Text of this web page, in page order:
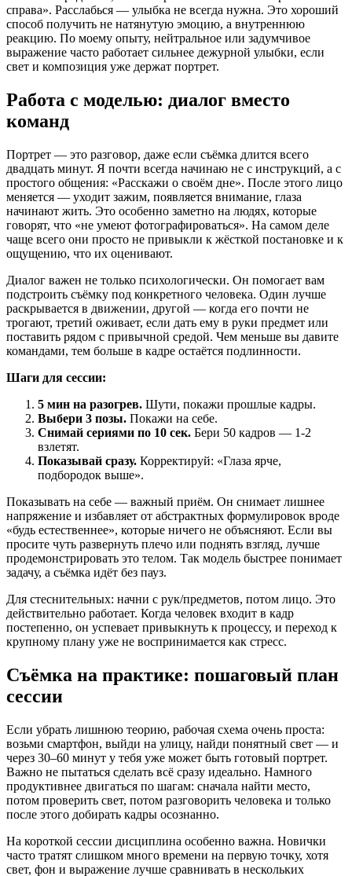
справа». Расслабься — улыбка не всегда нужна. Это хороший
способ получить не натянутую эмоцию, а внутреннюю
реакцию. По моему опыту, нейтральное или задумчивое
выражение часто работает сильнее дежурной улыбки, если
свет и композиция уже держат портрет.
Работа с моделью: диалог вместо
команд
Портрет — это разговор, даже если съёмка длится всего
двадцать минут. Я почти всегда начинаю не с инструкций, а с
простого общения: «Расскажи о своём дне». После этого лицо
меняется — уходит зажим, появляется внимание, глаза
начинают жить. Это особенно заметно на людях, которые
говорят, что «не умеют фотографироваться». На самом деле
чаще всего они просто не привыкли к жёсткой постановке и к
ощущению, что их оценивают.
Диалог важен не только психологически. Он помогает вам
подстроить съёмку под конкретного человека. Один лучше
раскрывается в движении, другой — когда его почти не
трогают, третий оживает, если дать ему в руки предмет или
поставить рядом с привычной средой. Чем меньше вы давите
командами, тем больше в кадре остаётся подлинности.
Шаги для сессии:
5 мин на разогрев. Шути, покажи прошлые кадры.
Выбери 3 позы. Покажи на себе.
Снимай сериями по 10 сек. Бери 50 кадров — 1-2
взлетят.
Показывай сразу. Корректируй: «Глаза ярче,
подбородок выше».
Показывать на себе — важный приём. Он снимает лишнее
напряжение и избавляет от абстрактных формулировок вроде
«будь естественнее», которые ничего не объясняют. Если вы
просите чуть развернуть плечо или поднять взгляд, лучше
продемонстрировать это телом. Так модель быстрее понимает
задачу, а съёмка идёт без пауз.
Для стеснительных: начни с рук/предметов, потом лицо. Это
действительно работает. Когда человек входит в кадр
постепенно, он успевает привыкнуть к процессу, и переход к
крупному плану уже не воспринимается как стресс.
Съёмка на практике: пошаговый план
сессии
Если убрать лишнюю теорию, рабочая схема очень проста:
возьми смартфон, выйди на улицу, найди понятный свет — и
через 30–60 минут у тебя уже может быть готовый портрет.
Важно не пытаться сделать всё сразу идеально. Намного
продуктивнее двигаться по шагам: сначала найти место,
потом проверить свет, потом разговорить человека и только
после этого добирать кадры осознанно.
На короткой сессии дисциплина особенно важна. Новички
часто тратят слишком много времени на первую точку, хотя
свет, фон и выражение лучше сравнивать в нескольких